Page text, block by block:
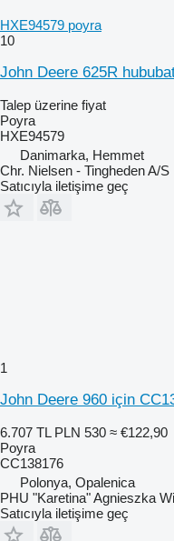
HXE94579 poyra
10
John Deere 625R
Talep üzerine fiyat
Poyra
HXE94579
Danimarka, Hemmet
Chr. Nielsen - Tingheden A/S
Satıcıyla iletişime geç
1
John Deere 960 için
6.707 TL PLN 530 ≈ €122,90
Poyra
CC138176
Polonya, Opalenica
PHU "Karetina" Agnieszka
Satıcıyla iletişime geç